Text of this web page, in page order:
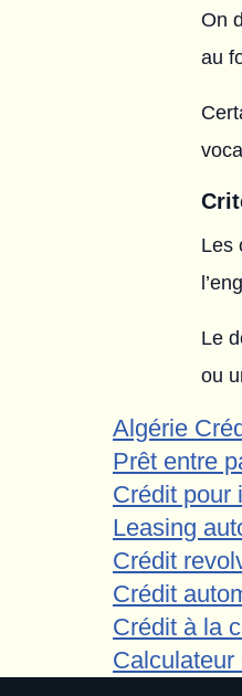
On
au
Les
Le
ou
Algérie
Prêt entre
Crédit pour
Leasing
Crédit
Crédit
Crédit à la